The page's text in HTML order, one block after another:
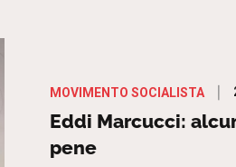
MOVIMENTO SOCIALISTA
Eddi Marcucci:
pene